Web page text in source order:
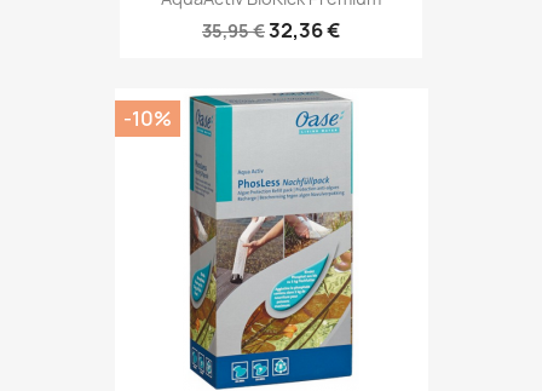
35,95 €32,36 €
-10%